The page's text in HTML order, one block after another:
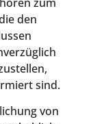
den
sind.
von